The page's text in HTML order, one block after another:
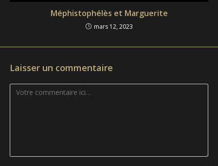
Méphistophélès et Marguerite
mars 12, 2023
Laisser un commentaire
Comment